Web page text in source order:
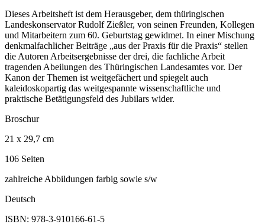
Dieses Arbeitsheft ist dem Herausgeber, dem thüringischen
Landeskonservator Rudolf Zießler, von seinen Freunden, Kollegen
und Mitarbeitern zum 60. Geburtstag gewidmet. In einer Mischung
denkmalfachlicher Beiträge „aus der Praxis für die Praxis“ stellen
die Autoren Arbeitsergebnisse der drei, die fachliche Arbeit
tragenden Abeilungen des Thüringischen Landesamtes vor. Der
Kanon der Themen ist weitgefächert und spiegelt auch
kaleidoskopartig das weitgespannte wissenschaftliche und
praktische Betätigungsfeld des Jubilars wider.
Broschur
21 x 29,7 cm
106 Seiten
zahlreiche Abbildungen farbig sowie s/w
Deutsch
ISBN: 978-3-910166-61-5